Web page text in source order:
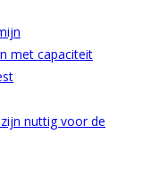
met capaciteit
nuttig voor de